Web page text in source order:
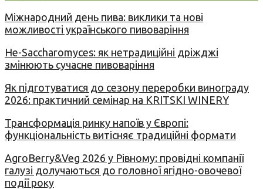
Міжнародний день пива: виклики та нові
можливості українського пивоваріння
Не-Saccharomyces: як нетрадиційні дріжджі
змінюють сучасне пивоваріння
Як підготуватися до сезону переробки винограду
2026: практичний семінар на KRITSKI WINERY
Трансформація ринку напоїв у Європі:
функціональність витісняє традиційні формати
AgroBerry&Veg 2026 у Рівному: провідні компанії
галузі долучаються до головної ягідно-овочевої
події року